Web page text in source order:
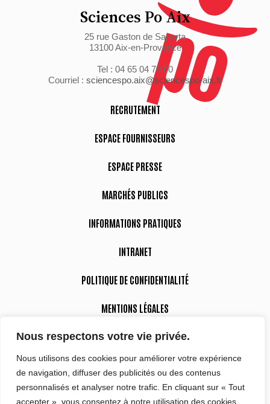
Nous respectons votre vie privée.
Nous utilisons des cookies pour améliorer votre expérience
de navigation, diffuser des publicités ou des contenus
personnalisés et analyser notre trafic. En cliquant sur « Tout
accepter », vous consentez à notre utilisation des cookies.
Sciences Po Aix
25 rue Gaston de Saporta
13100 Aix-en-Provence
Tel : 04 65 04 70 00
Courriel : sciencespo.aix@sciencespo-aix.fr
RECRUTEMENT
ESPACE FOURNISSEURS
ESPACE PRESSE
MARCHÉS PUBLICS
INFORMATIONS PRATIQUES
INTRANET
POLITIQUE DE CONFIDENTIALITÉ
MENTIONS LÉGALES
DÉCLARATION D’ACCESSIBILITÉ
Suivez-nous